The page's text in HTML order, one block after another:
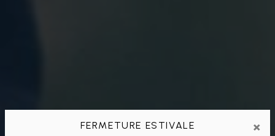
FERMETURE ESTIVALE ×